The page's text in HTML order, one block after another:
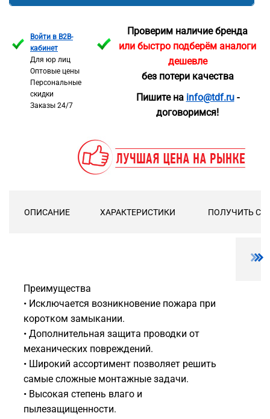
Войти в B2B-
кабинет
Для юр лиц
Оптовые цены
Персональные
скидки
Заказы 24/7
Проверим наличие бренда
или быстро подберём аналоги
дешевле
без потери качества
Пишите на info@tdf.ru-
договоримся!
ОПИСАНИЕ ХАРАКТЕРИСТИКИ ПОЛУЧИТЬ
Преимущества
• Исключается возникновение пожара при
коротком замыкании.
• Дополнительная защита проводки от
механических повреждений.
• Широкий ассортимент позволяет решить
самые сложные монтажные задачи.
• Высокая степень влаго и
пылезащищенности.